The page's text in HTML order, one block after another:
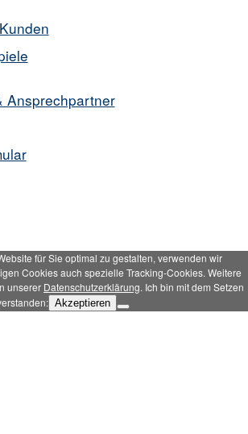
Ansprechpartner
für Sie optimal zu gestalten, verwenden wir
Cookies auch spezielle Tracking-Cookies. Weitere
unserer Datenschutzerklärung. Ich bin mit dem Setzen
Akzeptieren